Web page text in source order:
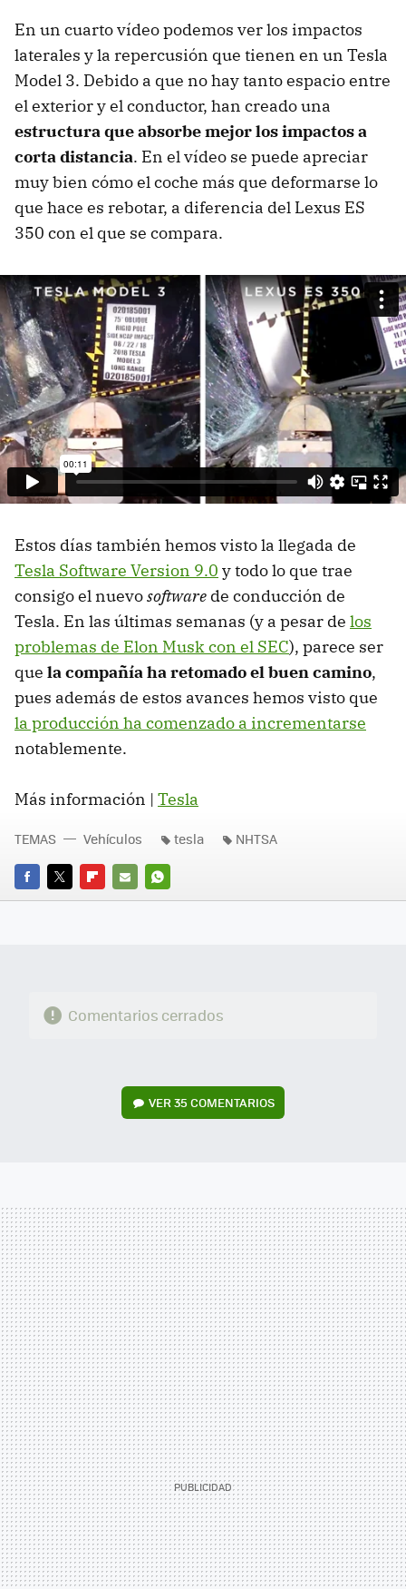
En un cuarto vídeo podemos ver los impactos
laterales y la repercusión que tienen en un Tesla
Model 3. Debido a que no hay tanto espacio entre
el exterior y el conductor, han creado una
estructura que absorbe mejor los impactos a
corta distancia. En el vídeo se puede apreciar
muy bien cómo el coche más que deformarse lo
que hace es rebotar, a diferencia del Lexus ES
350 con el que se compara.
Estos días también hemos visto la llegada de
Tesla Software Version 9.0 y todo lo que trae
consigo el nuevosoftware de conducción de
Tesla. En las últimas semanas (y a pesar de los
problemas de Elon Musk con el SEC), parece ser
que la compañía ha retomado el buen camino,
pues además de estos avances hemos visto que
la producción ha comenzado a incrementarse
notablemente.
Más información | Tesla
FACEBOOK
TWITTERFLIPBOARD
E-
WHATSAPP
TEMAS Vehículos tesla NHTSA
Comentarios cerrados
VER35 COMENTARIOS